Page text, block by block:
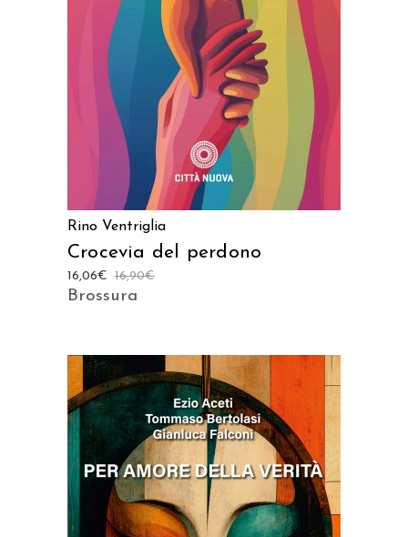
AGGIUNGI AL CARRELLO
Rino Ventriglia
Crocevia del perdono
16,90€
16,06€
Brossura